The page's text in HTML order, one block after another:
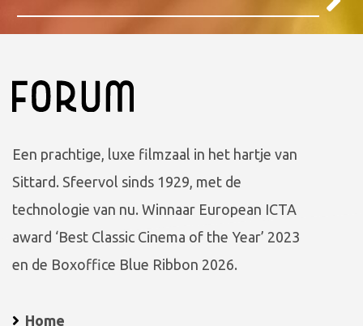
Een prachtige, luxe filmzaal in het hartje van
Sittard. Sfeervol sinds 1929, met de
technologie van nu. Winnaar European ICTA
award ‘Best Classic Cinema of the Year’ 2023
en de Boxoffice Blue Ribbon 2026.
Home